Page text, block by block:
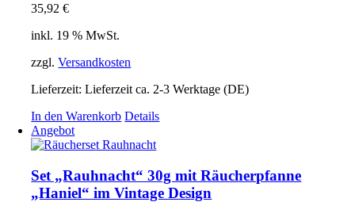
35,92€
inkl. 19 % MwSt.
zzgl.Versandkosten
Lieferzeit:Lieferzeit ca. 2-3 Werktage (DE)
In den Warenkorb Details
Angebot
Set „Rauhnacht“ 30g mit Räucherpfanne
„Haniel“ im Vintage Design